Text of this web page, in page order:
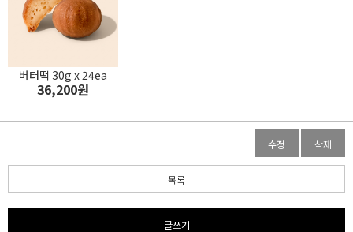
버터떡 30g x 24ea
36,200원
수정 삭제
목록
글쓰기